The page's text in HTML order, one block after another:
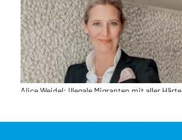
Alice Weidel: Illegale Migranten mit aller Härte
aus Ceuta abschieben – Notfalls Schengen-